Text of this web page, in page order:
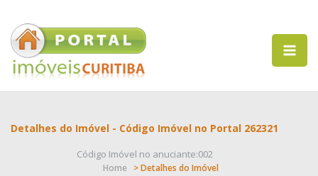
Detalhes do Imóvel - Código Imóvel no Portal 262321
Código Imóvel no anuciante:002
Home > Detalhes do Imóvel